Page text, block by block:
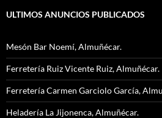
ULTIMOS ANUNCIOS PUBLICADOS
Mesón Bar Noemí, Almuñécar.
Ferretería Ruiz Vicente Ruiz, Almuñécar.
Ferretería Carmen Garciolo García,
Heladería La Jijonenca, Almuñécar.